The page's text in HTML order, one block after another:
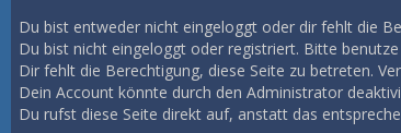
Du bist entweder nicht eingeloggt oder dir fehlt die
Du bist nicht eingeloggt oder registriert. Bitte
Dir fehlt die Berechtigung, diese Seite zu betreten.
Dein Account könnte durch den Administrator
Du rufst diese Seite direkt auf, anstatt das